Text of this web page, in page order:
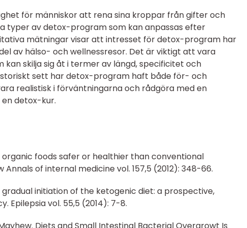
för människor att rena sina kroppar från gifter och
typer av detox-program som kan anpassas efter
mätningar visar att intresset för detox-program har
av hälso- och wellnessresor. Det är viktigt att vara
skilja sig åt i termer av längd, specificitet och
sett har detox-program haft både för- och
realistisk i förväntningarna och rådgöra med en
detox-kur.
organic foods safer or healthier than conventional
of internal medicine vol. 157,5 (2012): 348-66.
gradual initiation of the ketogenic diet: a prospective,
Epilepsia vol. 55,5 (2014): 7-8.
Diets and Small Intestinal Bacterial Overgrowt Is